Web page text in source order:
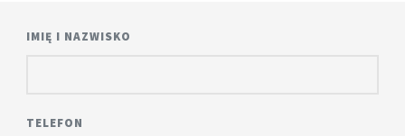
IMIĘ I NAZWISKO
TELEFON